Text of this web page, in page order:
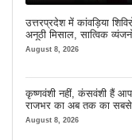
उत्तरप्रदेश में कांवड़िया
अनूठी मिसाल, सात्विक
इंतजाम
August 8, 2026
कृष्णवंशी नहीं, कंसवंशी हैं
राजभर का अब तक का सबसे
August 8, 2026